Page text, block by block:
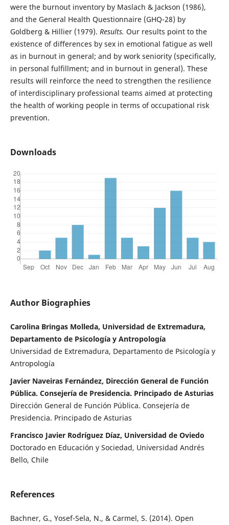
were the burnout inventory by Maslach & Jackson (1986),
and the General Health Questionnaire (GHQ-28) by
Goldberg & Hillier (1979). Results. Our results point to the
existence of differences by sex in emotional fatigue as well
as in burnout in general; and by work seniority (specifically,
in personal fulfillment; and in burnout in general). These
results will reinforce the need to strengthen the resilience
of interdisciplinary professional teams aimed at protecting
the health of working people in terms of occupational risk
prevention.
Downloads
Author Biographies
Carolina Bringas Molleda, Universidad de Extremadura,
Departamento de Psicología y Antropología
Universidad de Extremadura, Departamento de Psicología y
Antropología
Javier Naveiras Fernández, Dirección General de Función
Pública. Consejería de Presidencia. Principado de Asturias
Dirección General de Función Pública. Consejería de
Presidencia. Principado de Asturias
Francisco Javier Rodríguez Díaz, Universidad de Oviedo
Doctorado en Educación y Sociedad, Universidad Andrés
Bello, Chile
References
Bachner, G., Yosef-Sela, N., & Carmel, S. (2014). Open